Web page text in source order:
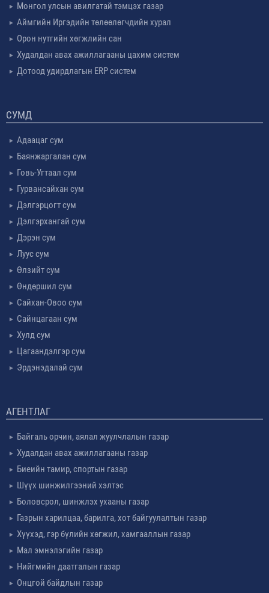
Монгол улсын авилгатай тэмцэх газар
Аймгийн Иргэдийн төлөөлөгчдийн хурал
Орон нутгийн хөгжлийн сан
Худалдан авах ажиллагааны цахим систем
Дотоод удирдлагын ERP систем
СУМД
Адаацаг сум
Баянжаргалан сум
Говь-Угтаал сум
Гурвансайхан сум
Дэлгэрцогт сум
Дэлгэрхангай сум
Дэрэн сум
Луус сум
Өлзийт сум
Өндөршил сум
Сайхан-Овоо сум
Сайнцагаан сум
Хулд сум
Цагаандэлгэр сум
Эрдэнэдалай сум
АГЕНТЛАГ
Байгаль орчин, аялал жуулчлалын газар
Худалдан авах ажиллагааны газар
Биеийн тамир, спортын газар
Шүүх шинжилгээний хэлтэс
Боловсрол, шинжлэх ухааны газар
Газрын харилцаа, барилга, хот байгуулалтын газар
Хүүхэд, гэр бүлийн хөгжил, хамгааллын газар
Мал эмнэлэгийн газар
Нийгмийн даатгалын газар
Онцгой байдлын газар